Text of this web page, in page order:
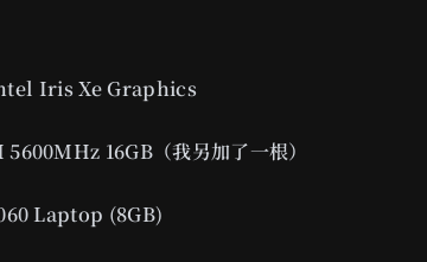
Iris Xe Graphics
16GB（我另加了一根）
Laptop (8GB)